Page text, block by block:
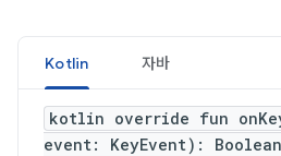
Kotlin 자바
kotlin override fun
event: KeyEvent):